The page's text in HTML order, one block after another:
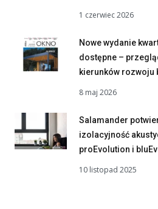
1 czerwiec 2026
Nowe wydanie
dostępne –
kierunków rozwoju
8 maj 2026
Salamander
izolacyjność
proEvolution i
10 listopad 2025